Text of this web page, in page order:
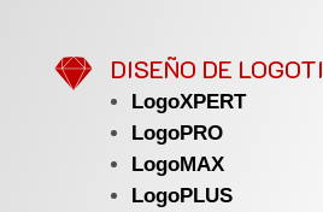
 DISEÑO DE
LogoXPERT
LogoPRO
LogoMAX
LogoPLUS